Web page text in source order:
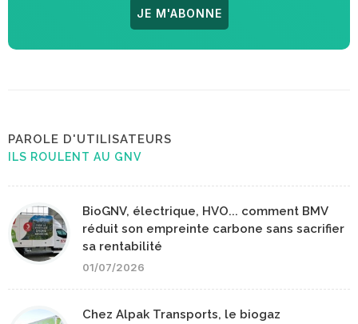
JE M'ABONNE
PAROLE D'UTILISATEURS
ILS ROULENT AU GNV
BioGNV, électrique, HVO... comment BMV
réduit son empreinte carbone sans sacrifier
sa rentabilité
01/07/2026
Chez Alpak Transports, le biogaz